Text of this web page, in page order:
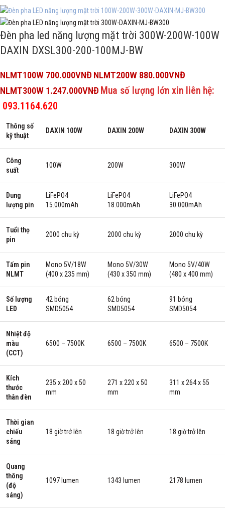
Đèn pha led năng lượng mặt trời 300W-200W-100W
DAXIN DXSL300-200-100MJ-BW
NLMT100W 700.000VNĐ NLMT200W 880.000VNĐ
NLMT300W 1.247.000VNĐ Mua số lượng lớn xin liên hệ:
093.1164.620
Thông số
kỹ thuật
DAXIN 100W DAXIN 200W DAXIN 300W
Công
suất
100W 200W 300W
Dung
lượng pin
LiFePO4
15.000mAh
LiFePO4
18.000mAh
LiFePO4
30.000mAh
Tuổi thọ
pin
2000 chu kỳ 2000 chu kỳ 2000 chu kỳ
Tấm pin
NLMT
Mono 5V/18W
(400 x 235 mm)
Mono 5V/30W
(430 x 350 mm)
Mono 5V/40W
(480 x 400 mm)
Số lượng
LED
42 bóng
SMD5054
62 bóng
SMD5054
91 bóng
SMD5054
Nhiệt độ
màu
(CCT)
6500 – 7500K 6500 – 7500K 6500 – 7500K
Kích
thước
thân đèn
235 x 200 x 50
mm
271 x 220 x 50
mm
311 x 264 x 55
mm
Thời gian
chiếu
sáng
18 giờ trở lên 18 giờ trở lên 18 giờ trở lên
Quang
thông
(độ
sáng)
1097 lumen 1343 lumen 2178 lumen